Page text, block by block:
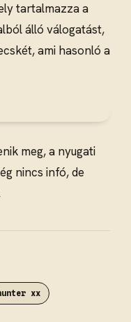
tartalmazza a
álló válogatást,
ami hasonló a
meg, a nyugati
nincs infó, de
xx